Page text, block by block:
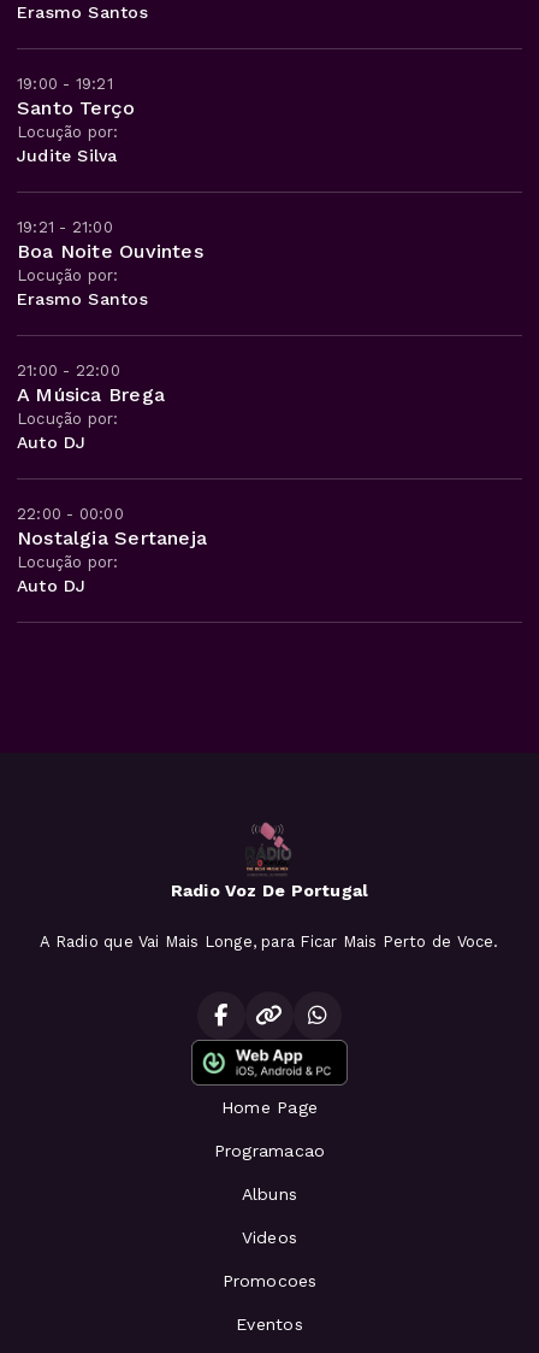
Erasmo Santos
19:00 - 19:21
Santo Terço
Locução por:
Judite Silva
19:21 - 21:00
Boa Noite Ouvintes
Locução por:
Erasmo Santos
21:00 - 22:00
A Música Brega
Locução por:
Auto DJ
22:00 - 00:00
Nostalgia Sertaneja
Locução por:
Auto DJ
Radio Voz De Portugal
A Radio que Vai Mais Longe, para Ficar Mais Perto de Voce.
Home Page
Programacao
Albuns
Videos
Promocoes
Eventos